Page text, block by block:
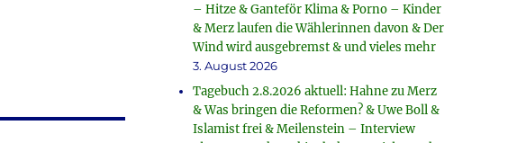
– Hitze & Ganteför Klima & Porno – Kinder
& Merz laufen die Wählerinnen davon & Der
Wind wird ausgebremst & und vieles mehr
3. August 2026
Tagebuch 2.8.2026 aktuell: Hahne zu Merz
& Was bringen die Reformen? & Uwe Boll &
Islamist frei & Meilenstein – Interview